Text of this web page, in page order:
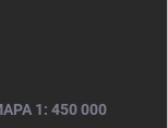
1: 450 000